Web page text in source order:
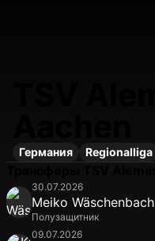
Германия Regionalliga
30.07.2026
Meiko Wäschenbach
Полузащитник
09.07.2026